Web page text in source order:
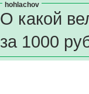
hohlachov
О какой
за 1000